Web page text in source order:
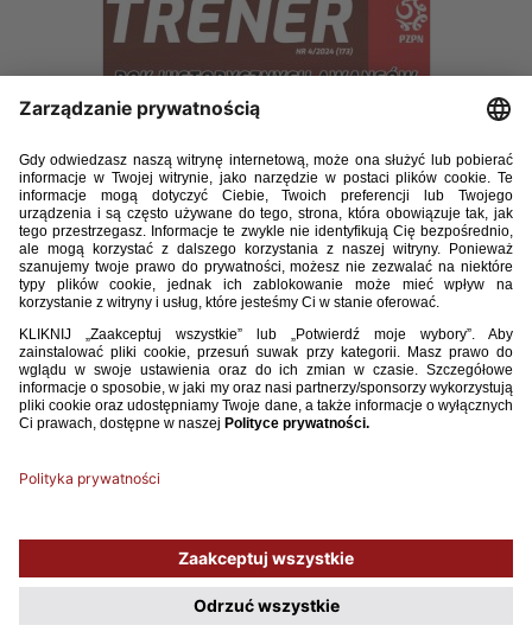
TRENER 4 2024.pdf
Używamy plików cookies, aby ułatwić Ci korzystanie z naszego serwisu
oraz do celów statystycznych. Jeśli nie blokujesz tych plików, to zgadzasz
się na ich użycie oraz zapisanie w pamięci urządzenia. Pamiętaj, że